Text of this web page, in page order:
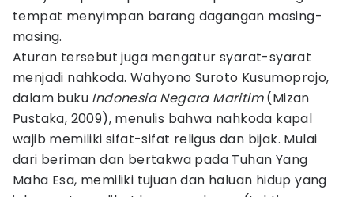
tempat menyimpan barang dagangan masing-
masing.
Aturan tersebut juga mengatur syarat-syarat
menjadi nahkoda. Wahyono Suroto Kusumoprojo,
dalam buku Indonesia Negara Maritim(Mizan
Pustaka, 2009), menulis bahwa nahkoda kapal
wajib memiliki sifat-sifat religus dan bijak. Mulai
dari beriman dan bertakwa pada Tuhan Yang
Maha Esa, memiliki tujuan dan haluan hidup yang